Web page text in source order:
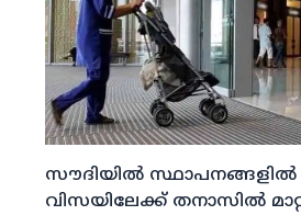
സൗദിയില്‍ സ്ഥാപനങ്ങളില്‍
വിസയിലേക്ക് തനാസില്‍